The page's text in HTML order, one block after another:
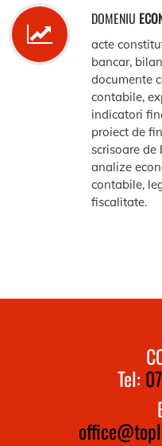
DOMENIU
acte
bancar,
documente
contabile,
indicatori
proiect de
scrisoare de
analize
contabile,
fiscalitate.
Tel: